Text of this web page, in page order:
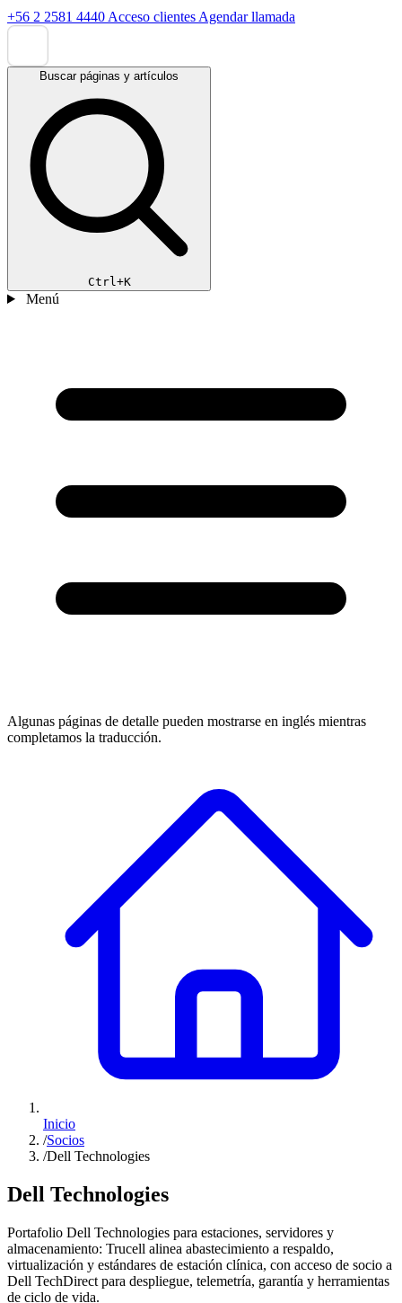
+56 2 2581 4440 Acceso clientes Agendar llamada
Buscar páginas y artículos
Ctrl+K
Menú
Algunas páginas de detalle pueden mostrarse en inglés mientras
completamos la traducción.
Inicio
/Socios
/Dell Technologies
Dell Technologies
Portafolio Dell Technologies para estaciones, servidores y
almacenamiento: Trucell alinea abastecimiento a respaldo,
virtualización y estándares de estación clínica, con acceso de socio a
Dell TechDirect para despliegue, telemetría, garantía y herramientas
de ciclo de vida.